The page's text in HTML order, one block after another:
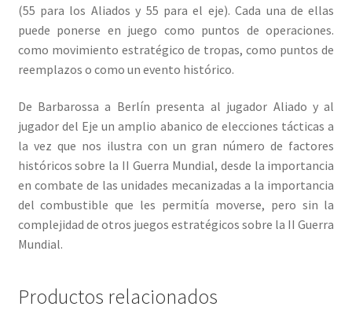
(55 para los Aliados y 55 para el eje). Cada una de ellas
puede ponerse en juego como puntos de operaciones.
como movimiento estratégico de tropas, como puntos de
reemplazos o como un evento histórico.
De Barbarossa a Berlín presenta al jugador Aliado y al
jugador del Eje un amplio abanico de elecciones tácticas a
la vez que nos ilustra con un gran número de factores
históricos sobre la II Guerra Mundial, desde la importancia
en combate de las unidades mecanizadas a la importancia
del combustible que les permitía moverse, pero sin la
complejidad de otros juegos estratégicos sobre la II Guerra
Mundial.
Productos relacionados